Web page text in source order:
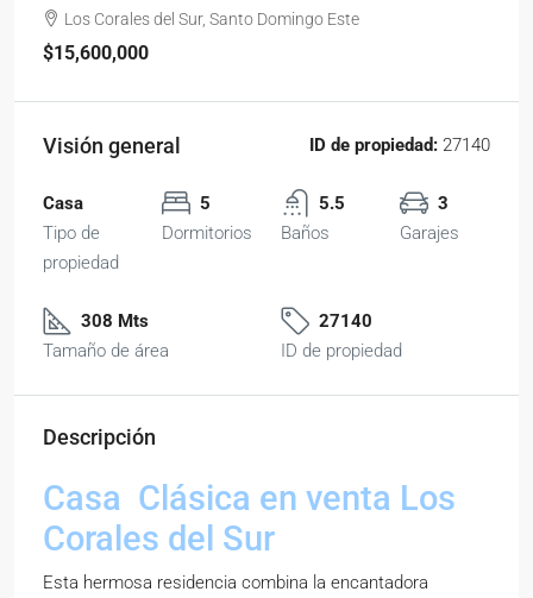
Los Corales del Sur, Santo Domingo Este
$15,600,000
Visión general ID de propiedad: 27140
Casa
Tipo de
propiedad
5
Dormitorios
5.5
Baños
3
Garajes
308 Mts
Tamaño de área
27140
ID de propiedad
Descripción
Casa Clásica en venta Los
Corales del Sur
Esta hermosa residencia combina la encantadora